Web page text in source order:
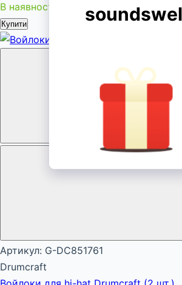
В наявності
Купити
Артикул: G-DC851761
Drumcraft